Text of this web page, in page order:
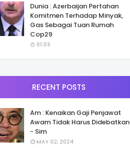
Dunia : Azerbaijan Pertahan
Komitmen Terhadap Minyak,
Gas Sebagai Tuan Rumah
Cop29
01:03
RECENT POSTS
Am : Kenaikan Gaji Penjawat
Awam Tidak Harus Didebatkan
- Sim
MAY 02, 2024